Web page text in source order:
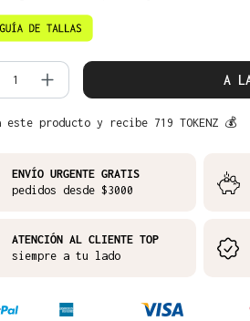
del producto: A
este producto y recibe 719 TOKENZ 💰
ENVÍO URGENTE GRATIS
pedidos desde $3000
ATENCIÓN AL CLIENTE TOP
siempre a tu lado